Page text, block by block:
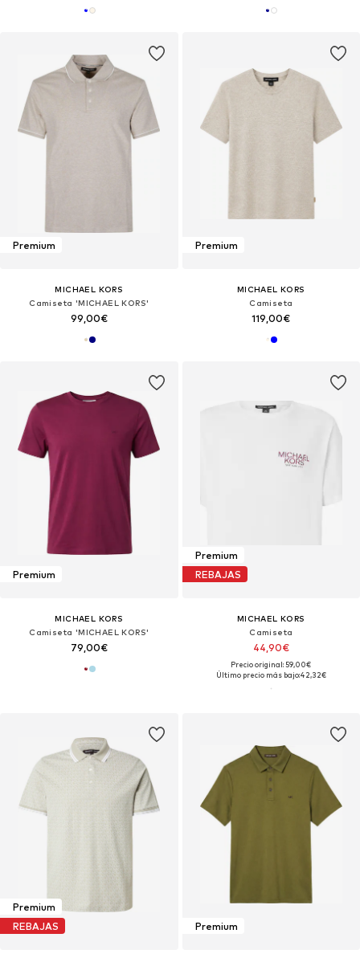
Premium
MICHAEL KORS
Camiseta 'MICHAEL KORS'
99,00€
Premium
MICHAEL KORS
Camiseta
119,00€
Premium
MICHAEL KORS
Camiseta 'MICHAEL KORS'
79,00€
Premium
REBAJAS
MICHAEL KORS
Camiseta
44,90€
Precio original: 59,00€
Último precio más bajo:42,32€
Premium
REBAJAS
Premium